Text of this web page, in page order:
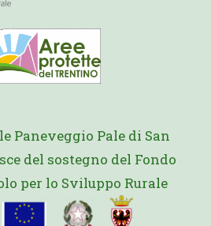
Paneveggio Pale di San
del sostegno del Fondo
per lo Sviluppo Rurale